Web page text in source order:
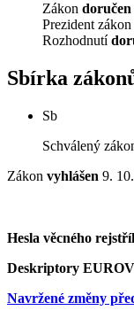
Zákon doručen
Prezident zákon
Rozhodnutí
Sbírka
Sb
Schválený
Zákon vyhlášen 9.
Hesla věcného
Deskriptory
Navržené změny